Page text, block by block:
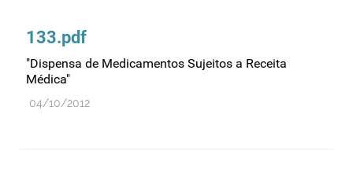
133.pdf
"Dispensa de Medicamentos Sujeitos a Receita
Médica"
04/10/2012